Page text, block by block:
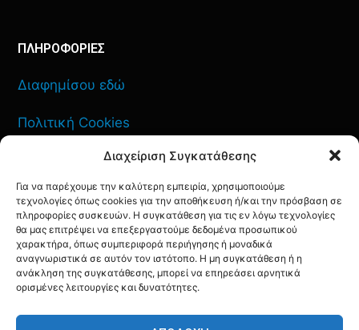
Διαχείριση Συγκατάθεσης
Για να παρέχουμε την καλύτερη εμπειρία, χρησιμοποιούμε
τεχνολογίες όπως cookies για την αποθήκευση ή/και την πρόσβαση σε
πληροφορίες συσκευών. Η συγκατάθεση για τις εν λόγω τεχνολογίες
θα μας επιτρέψει να επεξεργαστούμε δεδομένα προσωπικού
χαρακτήρα, όπως συμπεριφορά περιήγησης ή μοναδικά
αναγνωριστικά σε αυτόν τον ιστότοπο. Η μη συγκατάθεση ή η
ανάκληση της συγκατάθεσης, μπορεί να επηρεάσει αρνητικά
ορισμένες λειτουργίες και δυνατότητες.
ΠΛΗΡΟΦΟΡΙΕΣ
Διαφημίσου εδώ
Πολιτική Cookies
Πολιτική Απορρήτου
ΕΠΙΚΟΙΝΩΝΙΑ